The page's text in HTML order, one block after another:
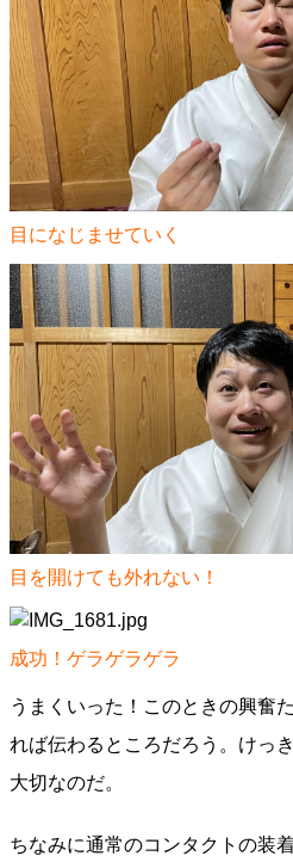
目になじませていく
目を開けても外れない！
成功！ゲラゲラゲラ
うまくいった！このときの興奮
れば伝わるところだろう。けっ
大切なのだ。
ちなみに通常のコンタクトの装